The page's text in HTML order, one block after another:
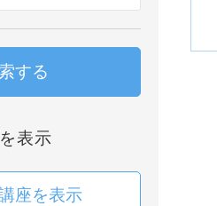
する
表示
座を表示